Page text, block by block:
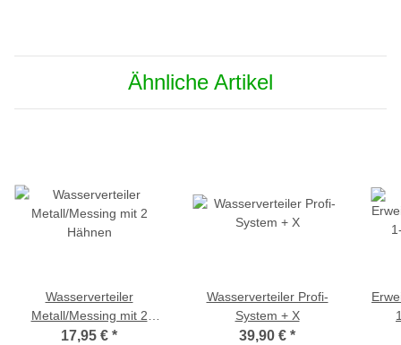
Ähnliche Artikel
Wasserverteiler
Metall/Messing mit 2
Hähnen
17,95 € *
Wasserverteiler Profi-
System + X
39,90 € *